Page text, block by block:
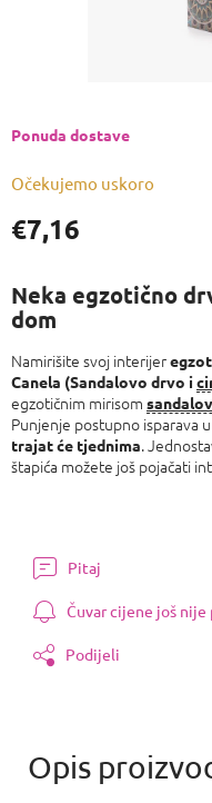
€7,16
Izmjeri
Očekujemo uskoro
Ponuda dostave
Neka egzotično
dom
Namirišite svoj interijer
Canela (Sandalovo drvo i
egzotičnim mirisom
Punjenje postupno isparava
trajat će tjednima.
štapića možete još pojačati
Pitaj
Čuvar cijene još
Podijeli